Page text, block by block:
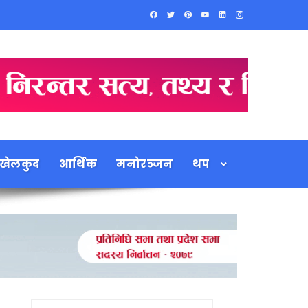
आर्थिक मनोरञ्जन थप